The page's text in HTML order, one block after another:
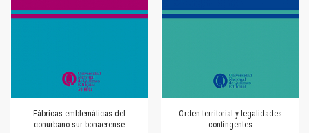
Fábricas emblemáticas del
conurbano sur bonaerense
Orden territorial y legalidades
contingentes